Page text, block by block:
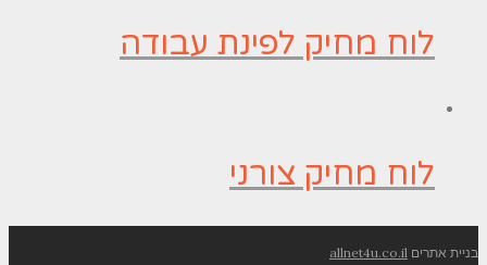
לוח מחיק לפינת עבודה
לוח מחיק צורני
בניית אתרים allnet4u.co.il